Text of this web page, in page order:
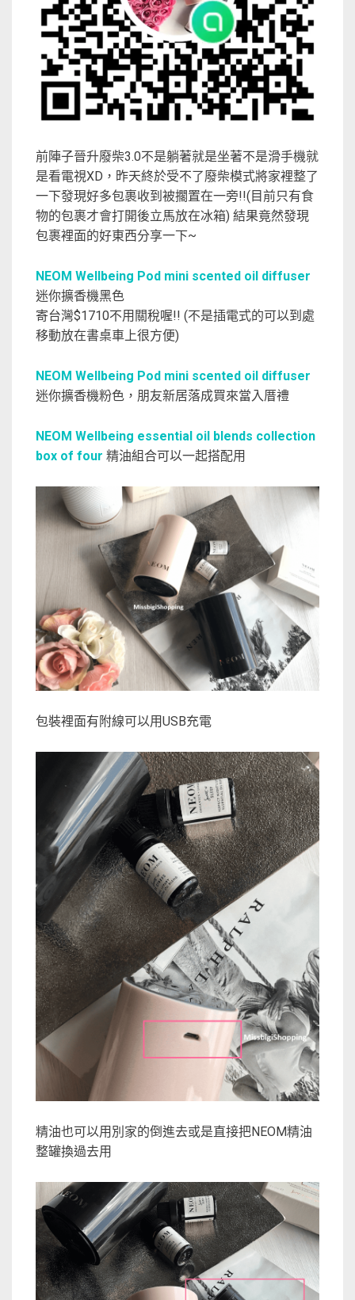
前陣子晉升廢柴3.0不是躺著就是坐著不是滑手機就
是看電視XD，昨天終於受不了廢柴模式將家裡整了
一下發現好多包裹收到被擱置在一旁!!(目前只有食
物的包裹才會打開後立馬放在冰箱) 結果竟然發現
包裹裡面的好東西分享一下~
NEOM Wellbeing Pod mini scented oil diffuser
迷你擴香機黑色
寄台灣$1710不用關稅喔!! (不是插電式的可以到處
移動放在書桌車上很方便)
NEOM Wellbeing Pod mini scented oil diffuser
迷你擴香機粉色，朋友新居落成買來當入厝禮
NEOM Wellbeing essential oil blends collection
box of four 精油組合可以一起搭配用
包裝裡面有附線可以用USB充電
精油也可以用別家的倒進去或是直接把NEOM精油
整罐換過去用